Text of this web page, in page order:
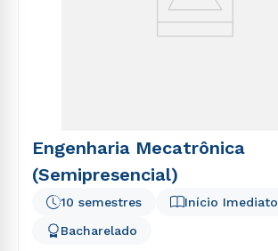
Engenharia Mecatrônica
(Semipresencial)
Início Imediato
10 semestres
Bacharelado